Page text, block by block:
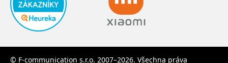
© F-communication s.r.o. 2007–2026. Všechna práva